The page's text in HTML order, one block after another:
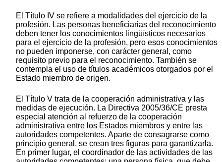
El Título IV se refiere a modalidades del ejercicio de la
profesión. Las personas beneficiarias del reconocimiento
deben tener los conocimientos lingüísticos necesarios
para el ejercicio de la profesión, pero esos conocimientos
no pueden imponerse, con carácter general, como
requisito previo para el reconocimiento. También se
contempla el uso de títulos académicos otorgados por el
Estado miembro de origen.
El Título V trata de la cooperación administrativa y las
medidas de ejecución. La Directiva 2005/36/CE presta
especial atención al refuerzo de la cooperación
administrativa entre los Estados miembros y entre las
autoridades competentes. Aparte de consagrarse como
principio general, se crean tres figuras para garantizarla.
En primer lugar, el coordinador de las actividades de las